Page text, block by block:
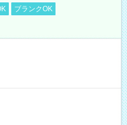
ブランクOK